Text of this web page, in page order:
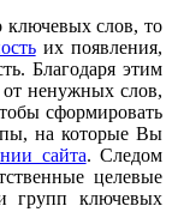
ключевых слов, то
их появления,
Благодаря этим
ненужных слов,
сформировать
на которые Вы
сайта. Следом
целевые
групп ключевых